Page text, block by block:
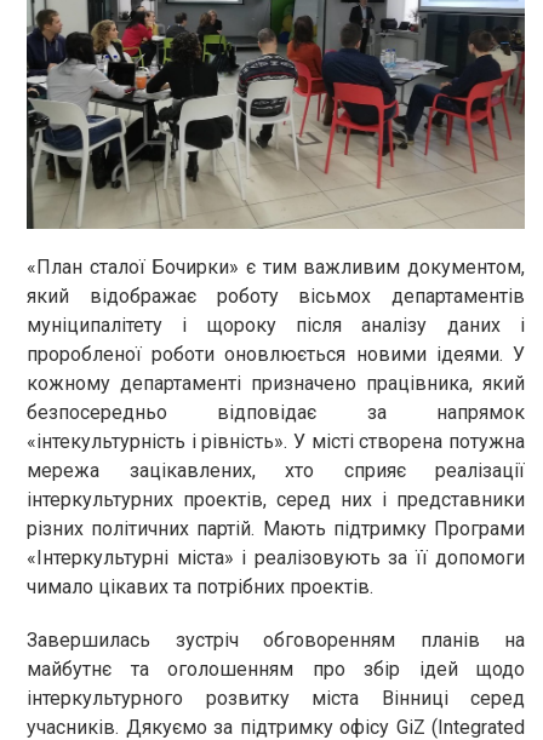
«План сталої Бочирки» є тим важливим документом,
який відображає роботу вісьмох департаментів
муніципалітету і щороку після аналізу даних і
проробленої роботи оновлюється новими ідеями. У
кожному департаменті призначено працівника, який
безпосередньо відповідає за напрямок
«інтекультурність і рівність». У місті створена потужна
мережа зацікавлених, хто сприяє реалізації
інтеркультурних проектів, серед них і представники
різних політичних партій. Мають підтримку Програми
«Інтеркультурні міста» і реалізовують за її допомоги
чимало цікавих та потрібних проектів.
Завершилась зустріч обговоренням планів на
майбутнє та оголошенням про збір ідей щодо
інтеркультурного розвитку міста Вінниці серед
учасників. Дякуємо за підтримку офісу GiZ (Integrated